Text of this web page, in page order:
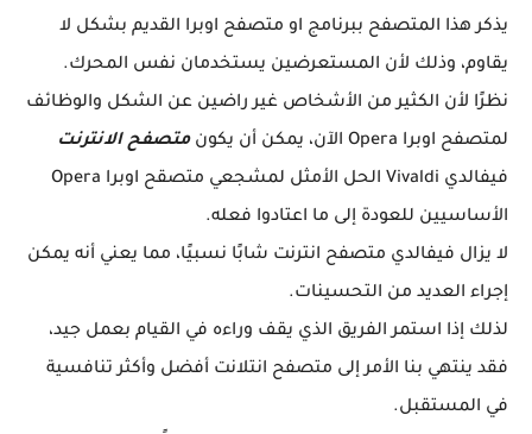
يذكر هذا المتصفح ببرنامج او متصفح اوبرا القديم بشكل لا
يقاوم، وذلك لأن المستعرضين يستخدمان نفس المحرك.
نظرًا لأن الكثير من الأشخاص غير راضين عن الشكل والوظائف
لمتصفح اوبرا Opera الآن، يمكن أن يكون
متصفح الانترنت
فيفالدي Vivaldi الحل الأمثل لمشجعي متصقح اوبرا Opera
الأساسيين للعودة إلى ما اعتادوا فعله.
لا يزال فيفالدي متصفح انترنت شابًا نسبيًا، مما يعني أنه يمكن
إجراء العديد من التحسينات.
لذلك إذا استمر الفريق الذي يقف وراءه في القيام بعمل جيد،
فقد ينتهي بنا الأمر إلى متصفح انتلانت أفضل وأكثر تنافسية
في المستقبل.